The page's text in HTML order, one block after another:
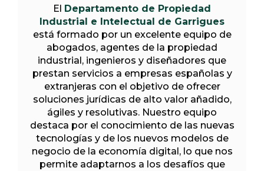
El
Departamento de Propiedad
Industrial e Intelectual de Garrigues
está formado por un excelente equipo de
abogados, agentes de la propiedad
industrial, ingenieros y diseñadores que
prestan servicios a empresas españolas y
extranjeras con el objetivo de ofrecer
soluciones jurídicas de alto valor añadido,
ágiles y resolutivas. Nuestro equipo
destaca por el conocimiento de las nuevas
tecnologías y de los nuevos modelos de
negocio de la economía digital, lo que nos
permite adaptarnos a los desafíos que